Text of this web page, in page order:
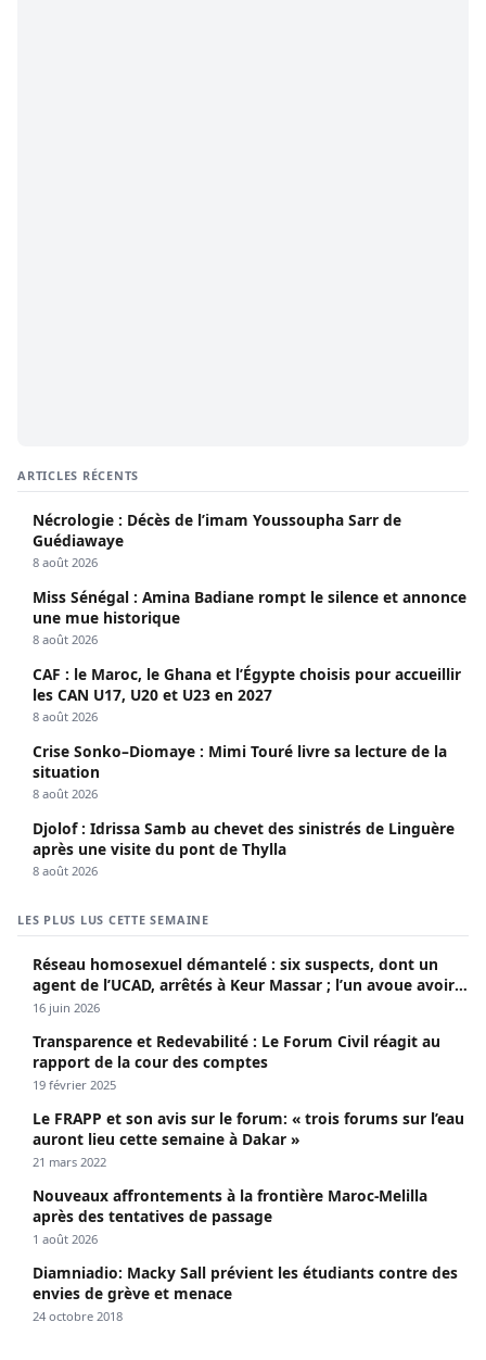
ARTICLES RÉCENTS
Nécrologie : Décès de l’imam Youssoupha Sarr de
Guédiawaye
8 août 2026
Miss Sénégal : Amina Badiane rompt le silence et annonce
une mue historique
8 août 2026
CAF : le Maroc, le Ghana et l’Égypte choisis pour accueillir
les CAN U17, U20 et U23 en 2027
8 août 2026
Crise Sonko–Diomaye : Mimi Touré livre sa lecture de la
situation
8 août 2026
Djolof : Idrissa Samb au chevet des sinistrés de Linguère
après une visite du pont de Thylla
8 août 2026
LES PLUS LUS CETTE SEMAINE
Réseau homosexuel démantelé : six suspects, dont un
agent de l’UCAD, arrêtés à Keur Massar ; l’un avoue avoir
propagé le VIH depuis 2018
16 juin 2026
Transparence et Redevabilité : Le Forum Civil réagit au
rapport de la cour des comptes
19 février 2025
Le FRAPP et son avis sur le forum: « trois forums sur l’eau
auront lieu cette semaine à Dakar »
21 mars 2022
Nouveaux affrontements à la frontière Maroc-Melilla
après des tentatives de passage
1 août 2026
Diamniadio: Macky Sall prévient les étudiants contre des
envies de grève et menace
24 octobre 2018